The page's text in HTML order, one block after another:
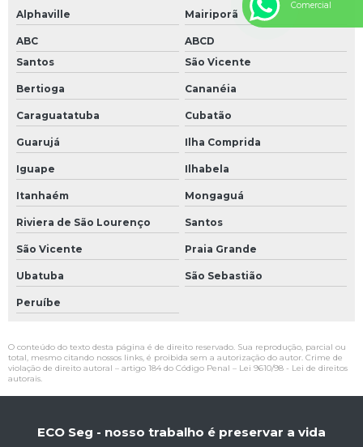
Alphaville Mairiporã
ABC
ABCD
Santos
São Vicente
Bertioga Cananéia
Caraguatatuba Cubatão
Guarujá Ilha Comprida
Iguape Ilhabela
Itanhaém Mongaguá
Riviera de São Lourenço Santos
São Vicente Praia Grande
Ubatuba São Sebastião
Peruíbe
O conteúdo do texto desta página é de direito reservado. Sua reprodução, parcial ou
total, mesmo citando nossos links, é proibida sem a autorização do autor. Crime de
violação de direito autoral – artigo 184 do Código Penal – Lei 9610/98 - Lei de direitos
autorais.
ECO Seg - nosso trabalho é preservar a vida
Comercial